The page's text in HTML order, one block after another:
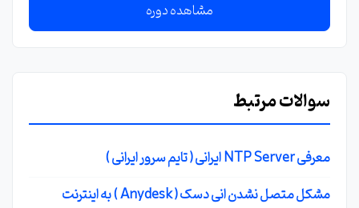
مشاهده دوره
سوالات مرتبط
معرفی NTP Server ایرانی ( تایم سرور ایرانی )
مشکل متصل نشدن انی دسک ( Anydesk ) به اینترنت